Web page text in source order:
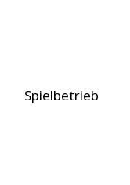
Spielbetrieb